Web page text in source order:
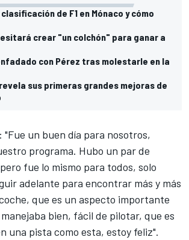
de F1 en Mónaco y cómo
crear "un colchón" para ganar a
con Pérez tras molestarle en la
sus primeras grandes mejoras de
"Fue un buen día para nosotros,
programa. Hubo un par de
fue lo mismo para todos, solo
adelante para encontrar más y más
que es un aspecto importante
bien, fácil de pilotar, que es
una pista como esta, estoy feliz".